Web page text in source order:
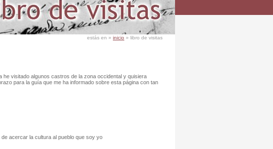
estás en » inicio » libro de visitas
visitado algunos castros de la zona occidental y quisiera
para la guía que me ha informado sobre esta página con tan
acercar la cultura al pueblo que soy yo